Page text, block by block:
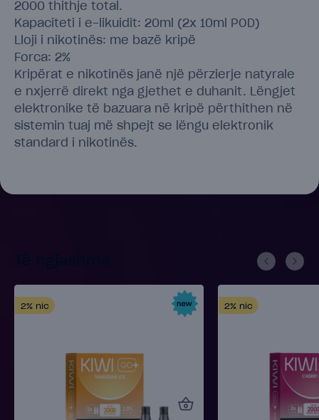
2000 thithje total.
Kapaciteti i e-likuidit: 20ml (2x 10ml POD)
Lloji i nikotinës: me bazë kripë
Forca: 2%
Kripërat e nikotinës janë një përzierje natyrale
e nxjerrë direkt nga gjethet e duhanit. Lëngjet
elektronike të bazuara në kripë përthithen në
sistemin tuaj më shpejt se lëngu elektronik
standard i nikotinës.
2% nic 2% nic